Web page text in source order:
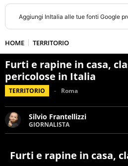
Aggiungi InItalia alle tue fonti Google
HOME TERRITORIO
Furti e rapine in casa,
pericolose in Italia
TERRITORIO Roma
Silvio Frantellizzi
GIORNALISTA
Giornalista pubblicista. Da
cronaca, motori, spettacolo e
Furti e rapine in casa,